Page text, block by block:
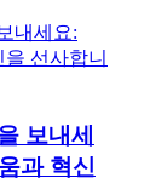
보내세
과 혁신